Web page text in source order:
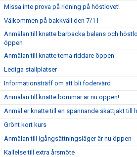
Missa inte prova på ridning på höstlovet!
Välkommen på bakkväll den 7/11
Anmälan till knatte barbacka balans och
öppen
Anmälan till knatte tema riddare öppen
Lediga stallplatser
Informationsträff om att bli fodervärd
Anmälan till knatte bommar är nu öppen!
Anmäl er knatte till en spännande skattjakt till
Grönt kort kurs
Anmälan till igångsättningsläger är nu öppen
Kallelse till extra årsmöte